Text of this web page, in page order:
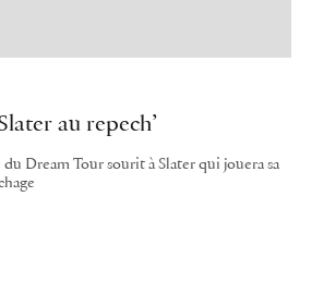
au repech’
Dream Tour sourit à Slater qui jouera sa